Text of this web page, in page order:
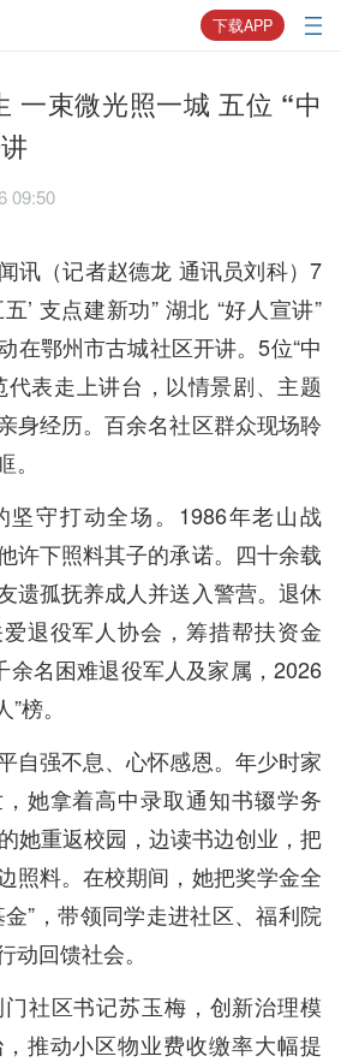
下载APP
一束微光照一城 五位 “中
09:50
讯（记者赵德龙 通讯员刘科）7
’ 支点建新功” 湖北 “好人宣讲”
在鄂州市古城社区开讲。5位“中
代表走上讲台，以情景剧、主题
身经历。百余名社区群众现场聆
坚守打动全场。1986年老山战
许下照料其子的承诺。四十余载
遗孤抚养成人并送入警营。退休
退役军人协会，筹措帮扶资金
余名困难退役军人及家属，2026
榜。
自强不息、心怀感恩。年少时家
她拿着高中录取通知书辍学务
她重返校园，边读书边创业，把
照料。在校期间，她把奖学金全
”，带领同学走进社区、福利院
动回馈社会。
社区书记苏玉梅，创新治理模
推动小区物业费收缴率大幅提